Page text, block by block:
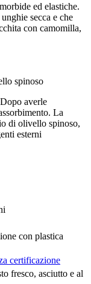
ed elastiche.
secca e che
con camomilla,
spinoso
averle
La
di olivello spinoso,
esterni
con plastica
certificazione
fresco, asciutto e al